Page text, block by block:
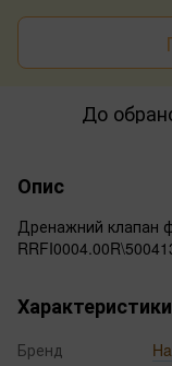
До
Опис
Дренажний клапан
Характеристики
Бренд